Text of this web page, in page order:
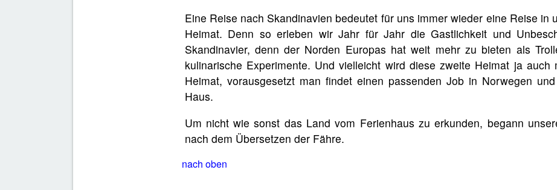
Eine Reise nach Skandinavien bedeutet für uns immer wieder eine Reise in
Heimat. Denn so erleben wir Jahr für Jahr die Gastlichkeit und
Skandinavier, denn der Norden Europas hat weit mehr zu bieten als
kulinarische Experimente. Und vielleicht wird diese zweite Heimat ja auch
Heimat, vorausgesetzt man findet einen passenden Job in Norwegen
Haus.
Um nicht wie sonst das Land vom Ferienhaus zu erkunden, begann
nach dem Übersetzen der Fähre.
nach oben